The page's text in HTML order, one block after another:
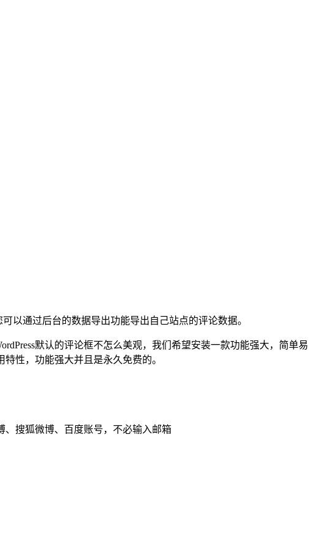
以通过后台的数据导出功能导出自己站点的评论数据。
默认的评论框不怎么美观，我们希望安装一款功能强大，简单易
性，功能强大并且是永久免费的。
、搜狐微博、百度账号，不必输入邮箱